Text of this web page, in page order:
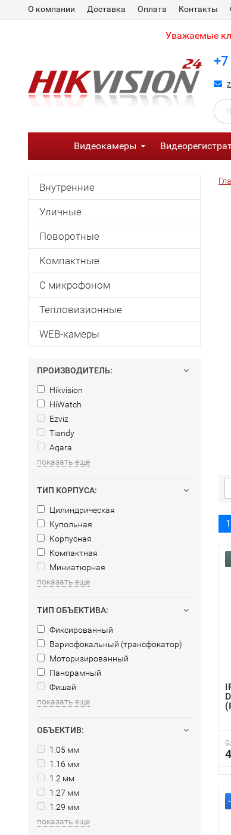
О компании Доставка Оплата Контакты
Уважаемые
Видеокамеры
Внутренние
Уличные
Поворотные
Компактные
С микрофоном
Тепловизионные
WEB-камеры
ПРОИЗВОДИТЕЛЬ:
Hikvision
HiWatch
Ezviz
Tiandy
Aqara
показать еще
ТИП КОРПУСА:
Цилиндрическая
Купольная
Корпусная
Компактная
Миниатюрная
показать еще
ТИП ОБЪЕКТИВА:
Фиксированный
Вариофокальный (трансфокатор)
Моторизированный
Панорамный
Фишай
показать еще
ОБЪЕКТИВ:
1.05 мм
1.16 мм
1.2 мм
1.27 мм
1.29 мм
показать еще
1